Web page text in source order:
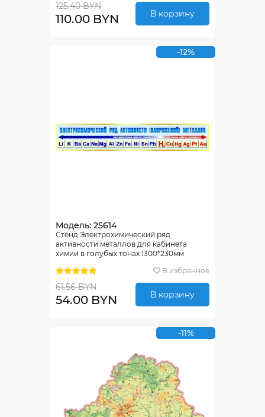
125.40 BYN
110.00 BYN В корзину
-12%
Модель: 25614
Стенд Электрохимический ряд
активности металлов для кабинета
химии в голубых тонах 1300*230мм
В избранное
61.56 BYN
54.00 BYN В корзину
-11%